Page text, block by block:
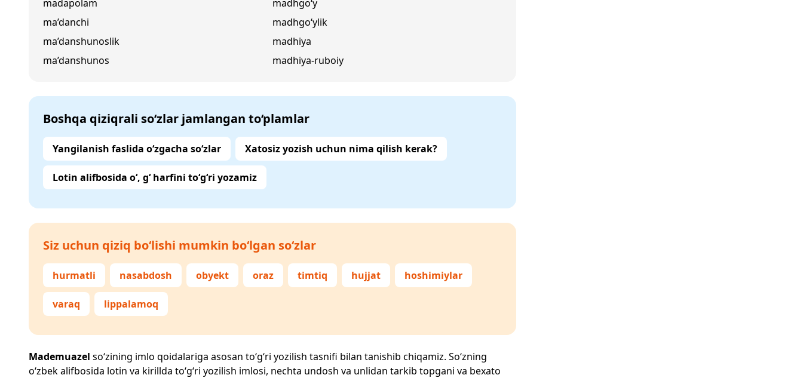
madapolam
ma’danchi
ma’danshunoslik
ma’danshunos
madhgo‘y
madhgo‘ylik
madhiya
madhiya-ruboiy
Boshqa qiziqrali so‘zlar jamlangan to‘plamlar
Yangilanish faslida o‘zgacha so‘zlar Xatosiz yozish uchun nima qilish kerak?
Lotin alifbosida o‘, g‘ harfini to‘g‘ri yozamiz
Siz uchun qiziq bo‘lishi mumkin bo‘lgan so‘zlar
hurmatli nasabdosh obyekt oraz timtiq hujjat hoshimiylar
varaq lippalamoq
Mademuazel so‘zining imlo qoidalariga asosan to‘g‘ri yozilish tasnifi bilan tanishib chiqamiz. So‘zning
o‘zbek alifbosida lotin va kirillda to‘g‘ri yozilish imlosi, nechta undosh va unlidan tarkib topgani va bexato